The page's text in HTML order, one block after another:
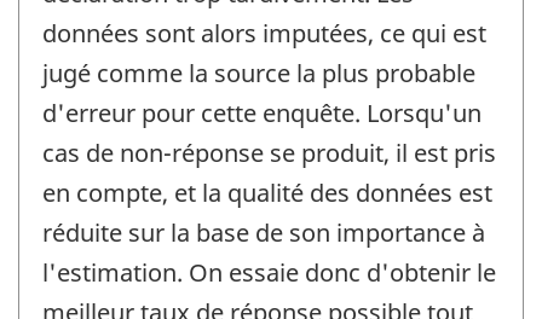
données sont alors imputées, ce qui est
jugé comme la source la plus probable
d'erreur pour cette enquête. Lorsqu'un
cas de non-réponse se produit, il est pris
en compte, et la qualité des données est
réduite sur la base de son importance à
l'estimation. On essaie donc d'obtenir le
meilleur taux de réponse possible tout